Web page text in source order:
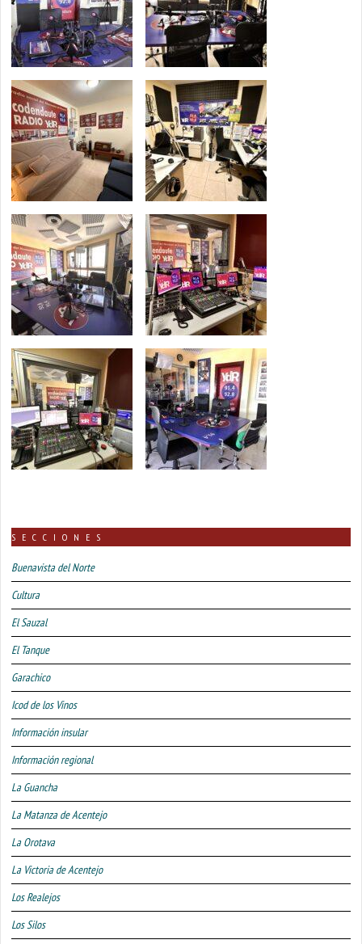
SECCIONES
Buenavista del Norte
Cultura
El Sauzal
El Tanque
Garachico
Icod de los Vinos
Información insular
Información regional
La Guancha
La Matanza de Acentejo
La Orotava
La Victoria de Acentejo
Los Realejos
Los Silos